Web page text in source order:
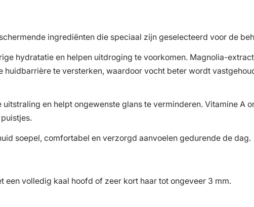
ingrediënten die speciaal zijn geselecteerd voor de
hydratatie en helpen uitdroging te voorkomen. Magnolia-
te versterken, waardoor vocht beter wordt
en helpt ongewenste glans te verminderen. Vitamine A
soepel, comfortabel en verzorgd aanvoelen gedurende de dag.
een volledig kaal hoofd of zeer kort haar tot ongeveer 3 mm.